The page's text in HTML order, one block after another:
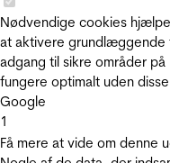
Nødvendige cookies
at aktivere grundlæggende
adgang til sikre områder
fungere optimalt uden
Google
1
Få mere at vide om denne